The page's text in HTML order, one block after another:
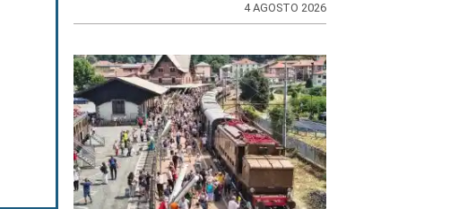
4 AGOSTO 2026